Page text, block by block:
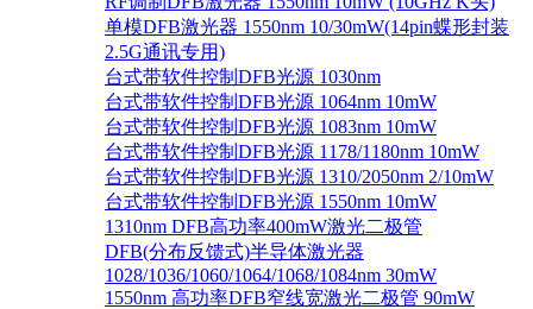
单模DFB激光器 1550nm 10/30mW(14pin蝶形封装
2.5G通讯专用)
台式带软件控制DFB光源 1030nm
台式带软件控制DFB光源 1064nm 10mW
台式带软件控制DFB光源 1083nm 10mW
台式带软件控制DFB光源 1178/1180nm 10mW
台式带软件控制DFB光源 1310/2050nm 2/10mW
台式带软件控制DFB光源 1550nm 10mW
1310nm DFB高功率400mW激光二极管
DFB(分布反馈式)半导体激光器
1028/1036/1060/1064/1068/1084nm 30mW
1550nm 高功率DFB窄线宽激光二极管 90mW